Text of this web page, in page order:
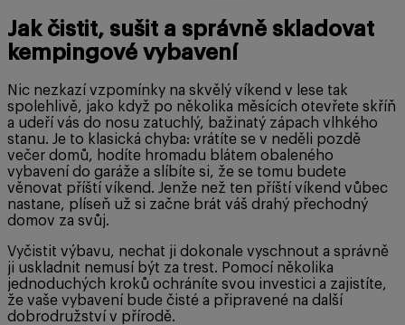
Jak čistit, sušit a správně skladovat
kempingové vybavení
Nic nezkazí vzpomínky na skvělý víkend v lese tak
spolehlivě, jako když po několika měsících otevřete skříň
a udeří vás do nosu zatuchlý, bažinatý zápach vlhkého
stanu. Je to klasická chyba: vrátíte se v neděli pozdě
večer domů, hodíte hromadu blátem obaleného
vybavení do garáže a slíbíte si, že se tomu budete
věnovat příští víkend. Jenže než ten příští víkend vůbec
nastane, plíseň už si začne brát váš drahý přechodný
domov za svůj.
Vyčistit výbavu, nechat ji dokonale vyschnout a správně
ji uskladnit nemusí být za trest. Pomocí několika
jednoduchých kroků ochráníte svou investici a zajistíte,
že vaše vybavení bude čisté a připravené na další
dobrodružství v přírodě.